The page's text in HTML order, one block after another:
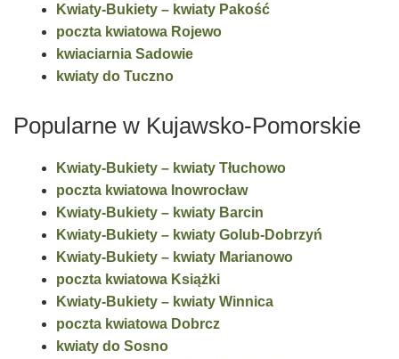
Kwiaty-Bukiety – kwiaty Pakość
poczta kwiatowa Rojewo
kwiaciarnia Sadowie
kwiaty do Tuczno
Popularne w Kujawsko-Pomorskie
Kwiaty-Bukiety – kwiaty Tłuchowo
poczta kwiatowa Inowrocław
Kwiaty-Bukiety – kwiaty Barcin
Kwiaty-Bukiety – kwiaty Golub-Dobrzyń
Kwiaty-Bukiety – kwiaty Marianowo
poczta kwiatowa Książki
Kwiaty-Bukiety – kwiaty Winnica
poczta kwiatowa Dobrcz
kwiaty do Sosno